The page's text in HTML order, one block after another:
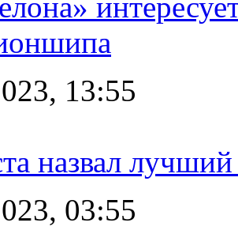
13:55
назвал
03:55